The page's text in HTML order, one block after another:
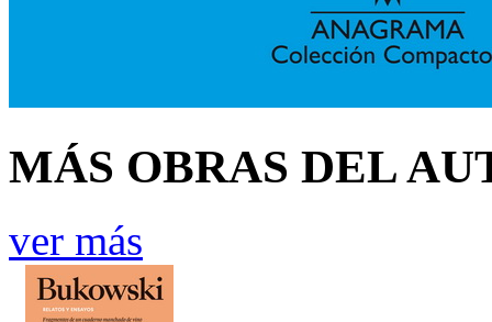
MÁS OBRAS DEL
ver más